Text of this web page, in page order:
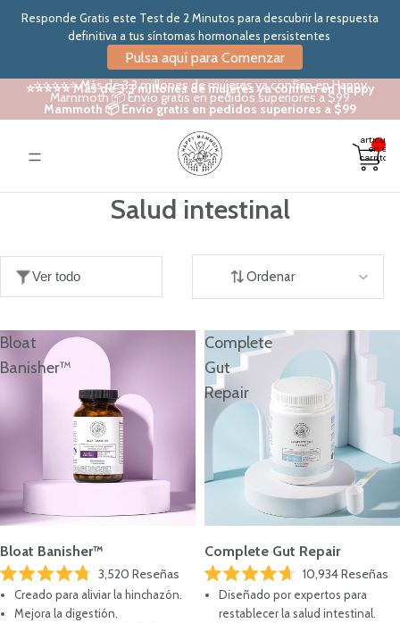
Responde Gratis este Test de 2 Minutos para descubrir la respuesta
definitiva a tus síntomas hormonales persistentes
Pulsa aquí para Comenzar
⭐⭐⭐⭐⭐ Más de 3.3 millones de mujeres ya confían en Happy
Mammoth 📦 Envío gratis en pedidos superiores a $99
⭐⭐⭐⭐⭐ Más de 3.3 millones de mujeres ya confían en Happy
Mammoth 📦 Envío gratis en pedidos superiores a $99
artículos
en el
carrito: 0
Salud intestinal
Ver todo Ordenar
Bloat
Banisher™
Bloat Banisher™
Calificado
4.8
de
3,520 Reseñas
Creado para aliviar la hinchazón.
Mejora la digestión.
Complete
Gut
Repair
Complete Gut Repair
Calificado
4.7
10,934Reseñas
Diseñado por expertos para
restablecer la salud intestinal.